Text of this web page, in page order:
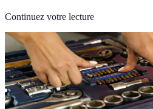
Continuez votre lecture